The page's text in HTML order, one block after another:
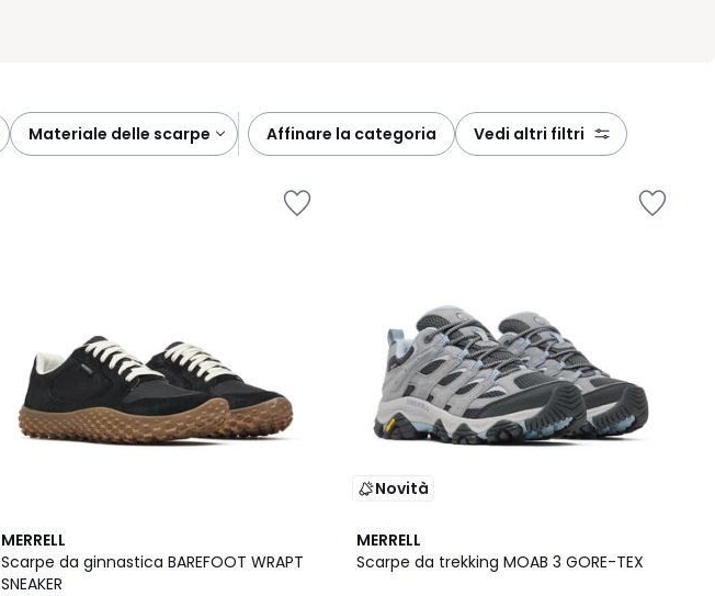
materiale delle scarpe affinare la categoria vedi altri filtri
MERRELL
Scarpe da ginnastica BAREFOOT WRAPT
SNEAKER
4.1
/ 5
Novità
MERRELL
Scarpe da trekking MOAB 3 GORE-TEX
4.4
/ 5